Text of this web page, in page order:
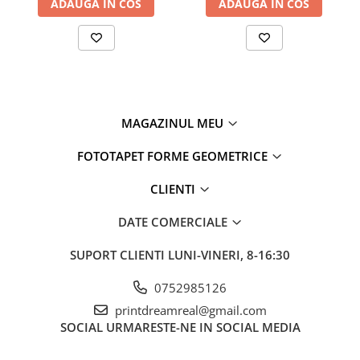
ADAUGA IN COS ADAUGA IN COS
MAGAZINUL MEU
FOTOTAPET FORME GEOMETRICE
CLIENTI
DATE COMERCIALE
SUPORT CLIENTI LUNI-VINERI, 8-16:30
0752985126
printdreamreal@gmail.com
SOCIAL URMARESTE-NE IN SOCIAL MEDIA